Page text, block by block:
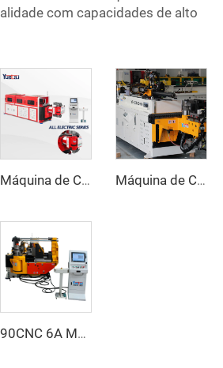
com capacidades de alto
Máquina de Curvar Tubos de Série CNC Automática Totalmente Elétrica Rotativa Bidirecional para Tubos de Aço e Metal Máquina de Curvatura de Tubos CNC Automática com Braços Duplos Sistema de Conformação Bidirecional Simultânea para Canos de Escapamento e Corrimãos
90CNC 6A MS Máquina de Curvar Tubos CNC Ferro Tubulação Quadrada com Motor para Alumínio e Aço Inoxidável Tubos de Cobre